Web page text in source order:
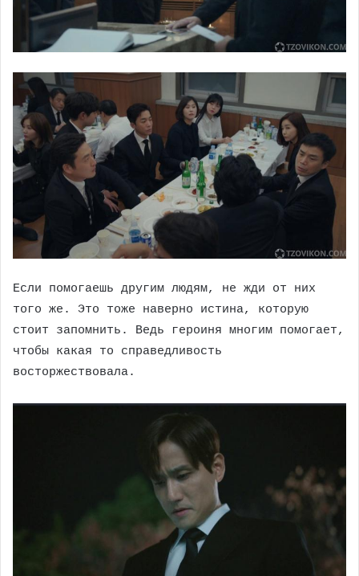
Если помогаешь другим людям, не жди от них
того же. Это тоже наверно истина, которую
стоит запомнить. Ведь героиня многим помогает,
чтобы какая то справедливость
восторжествовала.